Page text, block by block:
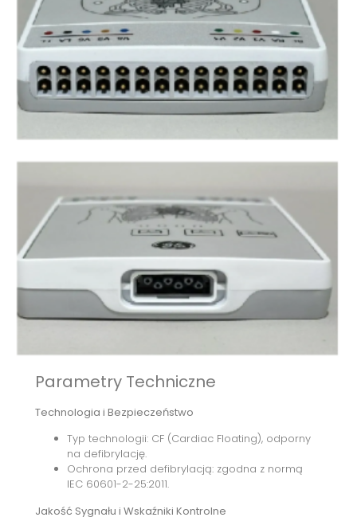
Parametry Techniczne
Technologia i Bezpieczeństwo
Typ technologii: CF (Cardiac Floating), odporny
na defibrylację.
Ochrona przed defibrylacją: zgodna z normą
IEC 60601-2-25:2011.
Jakość Sygnału i Wskaźniki Kontrolne